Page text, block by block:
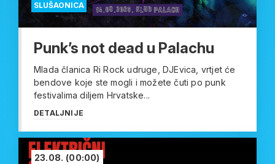
SLUŠAONICA
Punk’s not dead u Palachu
Mlada članica Ri Rock udruge, DJEvica, vrtjet će
bendove koje ste mogli i možete čuti po punk
festivalima diljem Hrvatske...
DETALJNIJE
23.08. (00:00)